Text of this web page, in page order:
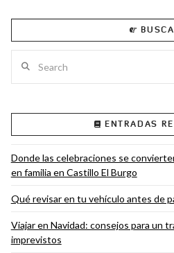
VIEW
ENTRADAS
Donde las celebraciones se
en familia en Castillo El Burgo
Qué revisar en tu vehículo antes de
Viajar en Navidad: consejos para un
imprevistos